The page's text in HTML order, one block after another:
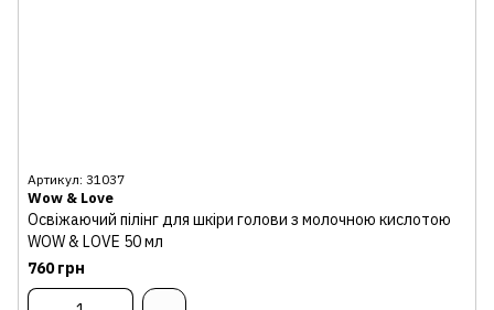
Артикул: 31037
Wow & Love
Освіжаючий пілінг для шкіри голови з молочною кислотою
WOW & LOVE 50 мл
760 грн